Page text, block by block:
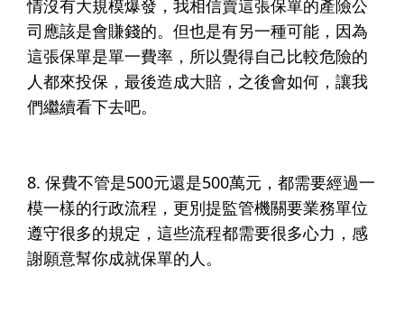
情沒有大規模爆發，我相信賣這張保單的產險公
司應該是會賺錢的。​但也是有另一種可能，因為
這張保單是單一費率，所以覺得自己比較危險的
人都來投保，最後造成大賠 ，之後會如何，讓我
們繼續看下去吧。
8. 保費不管是500元還是500萬元， 都需要經過一
模一樣的行政流程 ，更別提監管機關要業務單位
遵守很多的規定，這些流程都需要很多心力，感
謝願意幫你成就保單的人。​